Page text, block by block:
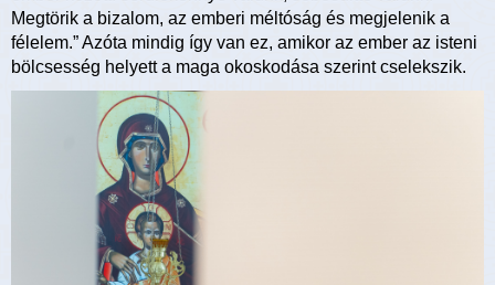
Megtörik a bizalom, az emberi méltóság és megjelenik a
félelem.” Azóta mindig így van ez, amikor az ember az isteni
bölcsesség helyett a maga okoskodása szerint cselekszik.